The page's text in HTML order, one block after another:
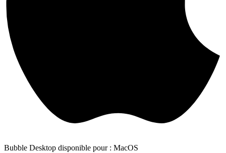
Bubble Desktop disponible pour : MacOS